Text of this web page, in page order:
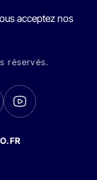
acceptez nos
réservés.